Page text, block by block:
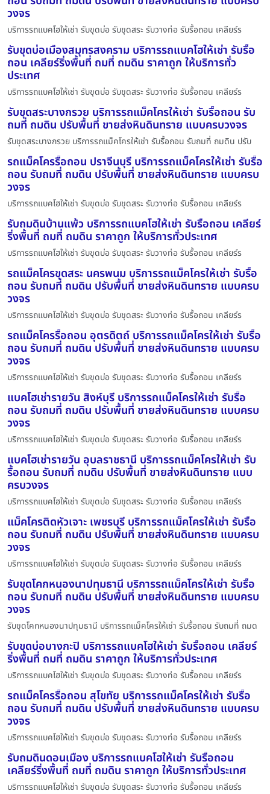
วงจร
บริการรถแบคโฮให้เช่า รับขุดบ่อ รับขุดสระ รับวางท่อ รับรื้อถอน เคลียร์ร
รับขุดบ่อเมืองสมุทรสงคราม บริการรถแบคโฮให้เช่า รับรื้อ
ถอน เคลียร์ริ่งพื้นที่ ถมที่ ถมดิน ราคาถูก ให้บริการทั่ว
ประเทศ
บริการรถแบคโฮให้เช่า รับขุดบ่อ รับขุดสระ รับวางท่อ รับรื้อถอน เคลียร์ร
รับขุดสระบางกรวย บริการรถแม็คโครให้เช่า รับรื้อถอน รับ
ถมที่ ถมดิน ปรับพื้นที่ ขายส่งหินดินทราย แบบครบวงจร
รับขุดสระบางกรวย บริการรถแม็คโครให้เช่า รับรื้อถอน รับถมที่ ถมดิน ปรับ
รถแม็คโครรื้อถอน ปราจีนบุรี บริการรถแม็คโครให้เช่า รับรื้อ
ถอน รับถมที่ ถมดิน ปรับพื้นที่ ขายส่งหินดินทราย แบบครบ
วงจร
บริการรถแบคโฮให้เช่า รับขุดบ่อ รับขุดสระ รับวางท่อ รับรื้อถอน เคลียร์ร
รับถมดินบ้านแพ้ว บริการรถแบคโฮให้เช่า รับรื้อถอน เคลียร์
ริ่งพื้นที่ ถมที่ ถมดิน ราคาถูก ให้บริการทั่วประเทศ
บริการรถแบคโฮให้เช่า รับขุดบ่อ รับขุดสระ รับวางท่อ รับรื้อถอน เคลียร์ร
รถแม็คโครขุดสระ นครพนม บริการรถแม็คโครให้เช่า รับรื้อ
ถอน รับถมที่ ถมดิน ปรับพื้นที่ ขายส่งหินดินทราย แบบครบ
วงจร
บริการรถแบคโฮให้เช่า รับขุดบ่อ รับขุดสระ รับวางท่อ รับรื้อถอน เคลียร์ร
รถแม็คโครรื้อถอน อุตรดิตถ์ บริการรถแม็คโครให้เช่า รับรื้อ
ถอน รับถมที่ ถมดิน ปรับพื้นที่ ขายส่งหินดินทราย แบบครบ
วงจร
บริการรถแบคโฮให้เช่า รับขุดบ่อ รับขุดสระ รับวางท่อ รับรื้อถอน เคลียร์ร
แบคโฮเช่ารายวัน สิงห์บุรี บริการรถแม็คโครให้เช่า รับรื้อ
ถอน รับถมที่ ถมดิน ปรับพื้นที่ ขายส่งหินดินทราย แบบครบ
วงจร
บริการรถแบคโฮให้เช่า รับขุดบ่อ รับขุดสระ รับวางท่อ รับรื้อถอน เคลียร์ร
แบคโฮเช่ารายวัน อุบลราชธานี บริการรถแม็คโครให้เช่า รับ
รื้อถอน รับถมที่ ถมดิน ปรับพื้นที่ ขายส่งหินดินทราย แบบ
ครบวงจร
บริการรถแบคโฮให้เช่า รับขุดบ่อ รับขุดสระ รับวางท่อ รับรื้อถอน เคลียร์ร
แม็คโครติดหัวเจาะ เพชรบุรี บริการรถแม็คโครให้เช่า รับรื้อ
ถอน รับถมที่ ถมดิน ปรับพื้นที่ ขายส่งหินดินทราย แบบครบ
วงจร
บริการรถแบคโฮให้เช่า รับขุดบ่อ รับขุดสระ รับวางท่อ รับรื้อถอน เคลียร์ร
รับขุดโคกหนองนาปทุมธานี บริการรถแม็คโครให้เช่า รับรื้อ
ถอน รับถมที่ ถมดิน ปรับพื้นที่ ขายส่งหินดินทราย แบบครบ
วงจร
รับขุดโคกหนองนาปทุมธานี บริการรถแม็คโครให้เช่า รับรื้อถอน รับถมที่ ถมด
รับขุดบ่อบางกะปิ บริการรถแบคโฮให้เช่า รับรื้อถอน เคลียร์
ริ่งพื้นที่ ถมที่ ถมดิน ราคาถูก ให้บริการทั่วประเทศ
บริการรถแบคโฮให้เช่า รับขุดบ่อ รับขุดสระ รับวางท่อ รับรื้อถอน เคลียร์ร
รถแม็คโครรื้อถอน สุโขทัย บริการรถแม็คโครให้เช่า รับรื้อ
ถอน รับถมที่ ถมดิน ปรับพื้นที่ ขายส่งหินดินทราย แบบครบ
วงจร
บริการรถแบคโฮให้เช่า รับขุดบ่อ รับขุดสระ รับวางท่อ รับรื้อถอน เคลียร์ร
รับถมดินดอนเมือง บริการรถแบคโฮให้เช่า รับรื้อถอน
เคลียร์ริ่งพื้นที่ ถมที่ ถมดิน ราคาถูก ให้บริการทั่วประเทศ
บริการรถแบคโฮให้เช่า รับขุดบ่อ รับขุดสระ รับวางท่อ รับรื้อถอน เคลียร์ร